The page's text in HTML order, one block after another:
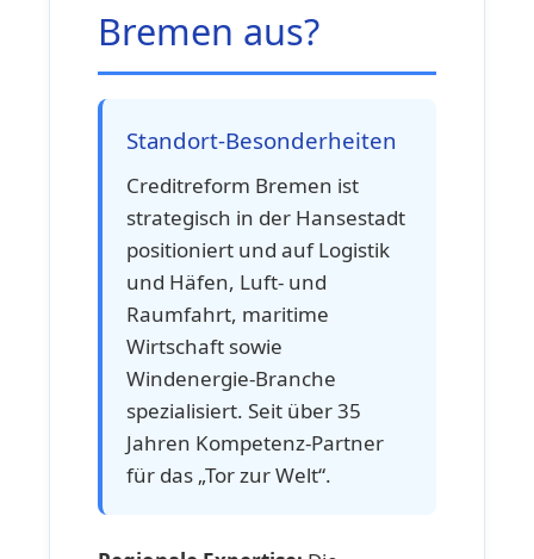
Bremen aus?
Standort-Besonderheiten
Creditreform Bremen ist
strategisch in der Hansestadt
positioniert und auf Logistik
und Häfen, Luft- und
Raumfahrt, maritime
Wirtschaft sowie
Windenergie-Branche
spezialisiert. Seit über 35
Jahren Kompetenz-Partner
für das „Tor zur Welt“.